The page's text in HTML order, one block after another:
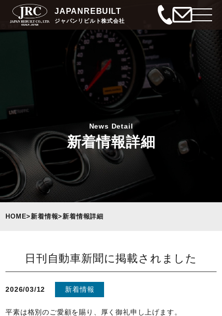
JAPANREBUILT
ジャパンリビルト株式会社
News Detail
新着情報詳細
HOME>新着情報>新着情報詳細
日刊自動車新聞に掲載されました
2026/03/12 新着情報
平素は格別のご愛顧を賜り、厚く御礼申し上げます。